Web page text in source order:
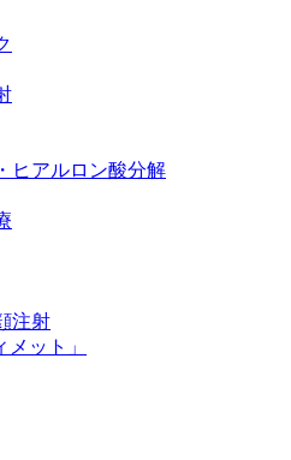
ヒアルロン酸分解
注射
メット」